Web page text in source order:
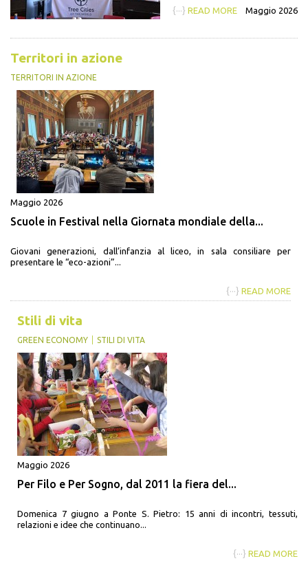
{···} READ MORE Maggio 2026
Territori in azione
TERRITORI IN AZIONE
Maggio 2026
Scuole in Festival nella Giornata mondiale della...
Giovani generazioni, dall’infanzia al liceo, in sala consiliare per
presentare le “eco-azioni”...
{···} READ MORE
Stili di vita
GREEN ECONOMY STILI DI VITA
Maggio 2026
Per Filo e Per Sogno, dal 2011 la fiera del...
Domenica 7 giugno a Ponte S. Pietro: 15 anni di incontri, tessuti,
relazioni e idee che continuano...
{···} READ MORE